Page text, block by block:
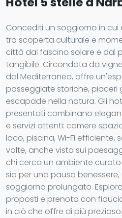
Concediti un soggiorno in
tra scoperta culturale e
città dal fascino solare e dal
tangibile. Circondata da
dal Mediterraneo, offre
passeggiate storiche, piaceri
escapade nella natura. Gli
presentati combinano
e servizi attenti: camere
loco, piscina, Wi-Fi efficiente,
volte, anche vista sui
chi cerca un ambiente curato
sia per una pausa
soggiorno prolungato.
proposti e prenota con
in ciò che offre di più prezioso.